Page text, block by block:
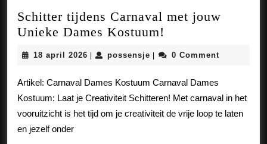
Schitter tijdens Carnaval met jouw
Unieke Dames Kostuum!
Carnaval
met
jouw
Unieke
18 april 2026 18
2026
possensje possensje
0 Comment
Artikel: Carnaval Dames Kostuum Carnaval Dames
Kostuum: Laat je Creativiteit Schitteren! Met carnaval in het
vooruitzicht is het tijd om je creativiteit de vrije loop te laten
en jezelf onder